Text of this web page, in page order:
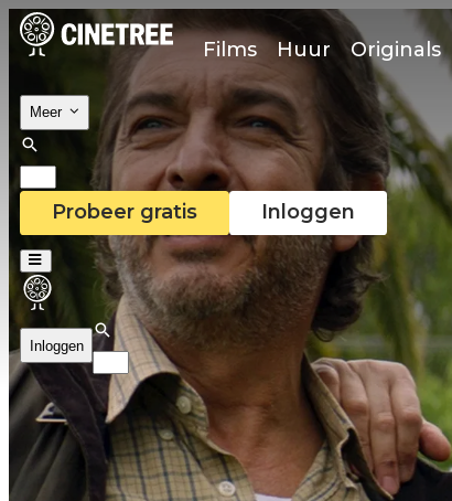
Films Huur Originals
Meer
Probeer gratis Inloggen
Inloggen